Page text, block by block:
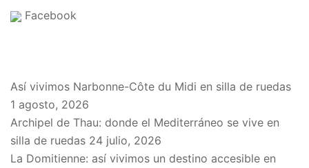
Facebook
Así vivimos Narbonne-Côte du Midi en silla de ruedas
1 agosto, 2026
Archipel de Thau: donde el Mediterráneo se vive en
silla de ruedas 24 julio, 2026
La Domitienne: así vivimos un destino accesible en